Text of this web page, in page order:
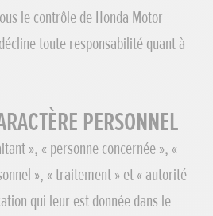
le contrôle de Honda Motor
toute responsabilité quant à
PERSONNEL
», « personne concernée », «
», « traitement » et « autorité
qui leur est donnée dans le